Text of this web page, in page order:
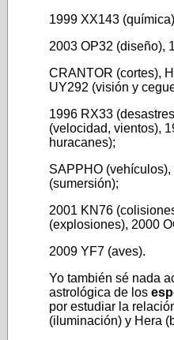
1999 XX143
2003 OP32 (diseño),
CRANTOR (cortes),
UY292 (visión y
1996 RX33
(velocidad, vientos),
huracanes);
SAPPHO
(sumersión);
2001 KN76
(explosiones), 2000
2009 YF7 (aves).
Yo también sé nada
astrológica de los
por estudiar la
(iluminación) y Hera